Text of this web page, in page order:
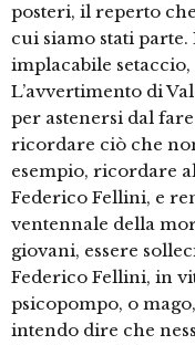
posteri, il reperto
cui siamo stati
implacabile
L’avvertimento di
per astenersi dal
ricordare ciò che
esempio, ricordare
Federico Fellini, e
ventennale della
giovani, essere
Federico Fellini, in
psicopompo, o
intendo dire che